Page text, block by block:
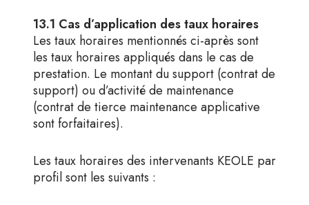
13.1 Cas d’application des taux horaires
Les taux horaires mentionnés ci-après sont
les taux horaires appliqués dans le cas de
prestation. Le montant du support (contrat de
support) ou d’activité de maintenance
(contrat de tierce maintenance applicative
sont forfaitaires).
Les taux horaires des intervenants KEOLE par
profil sont les suivants :